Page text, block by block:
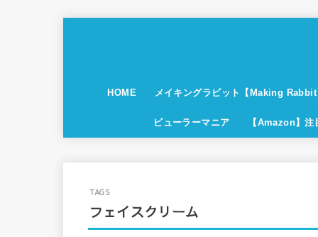
HOME メイキングラビット【Making
ビューラーマニア 【Amazon】
フェイスクリーム